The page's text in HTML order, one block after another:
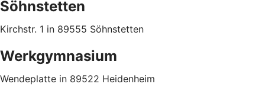
Söhnstetten
Kirchstr. 1 in 89555 Söhnstetten
Werkgymnasium
Wendeplatte in 89522 Heidenheim